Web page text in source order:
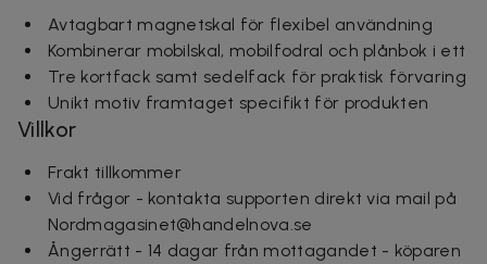
Avtagbart magnetskal för flexibel användning
Kombinerar mobilskal, mobilfodral och plånbok i ett
Tre kortfack samt sedelfack för praktisk förvaring
Unikt motiv framtaget specifikt för produkten
Villkor
Frakt tillkommer
Vid frågor - kontakta supporten direkt via mail på
Nordmagasinet@handelnova.se
Ångerrätt - 14 dagar från mottagandet - köparen